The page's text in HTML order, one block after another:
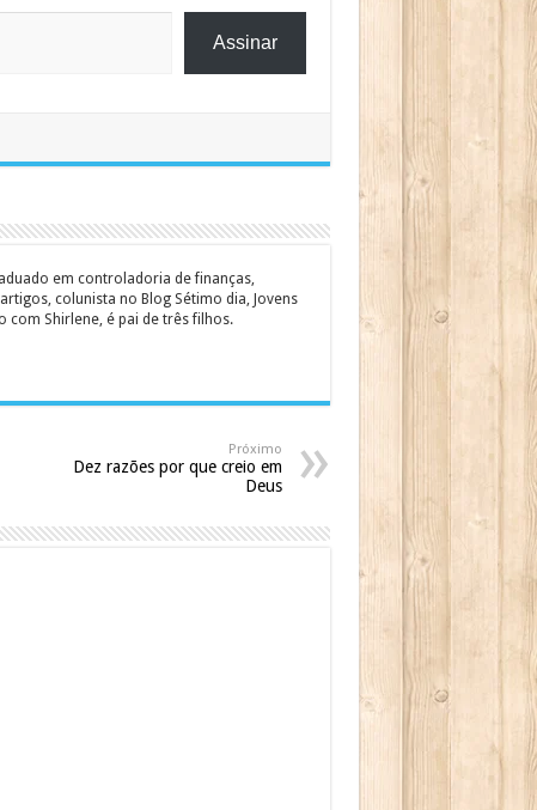
Assinar
em controladoria de finanças,
colunista no Blog Sétimo dia, Jovens
com Shirlene, é pai de três filhos.
Próximo
Dez razões por que creio em
Deus